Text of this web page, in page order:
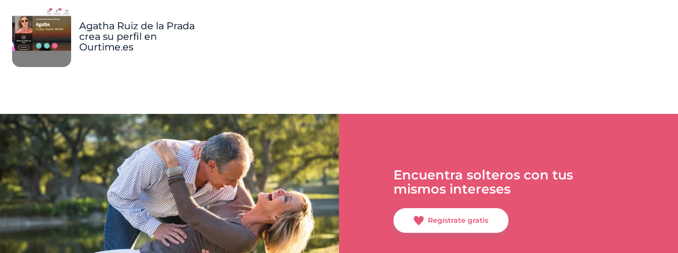
Agatha Ruiz de la Prada
crea su perfil en
Ourtime.es
Encuentra solteros con tus
mismos intereses
Regístrate gratis